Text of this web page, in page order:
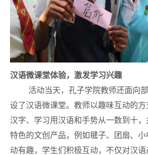
汉语微课堂体验，激发学习兴趣
活动当天，孔子学院教师还面向
设了汉语微课堂。教师以趣味互动的
汉字、学习用汉语和手势从一数到十，
特色的文创产品，例如毽子、团扇、
动有趣，学生们积极互动，不仅对汉语